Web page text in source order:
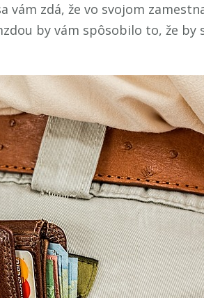
vám zdá, že vo svojom
by vám spôsobilo to, že